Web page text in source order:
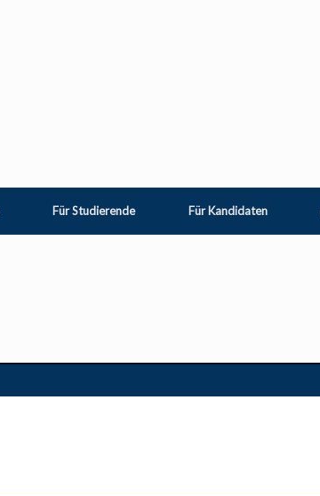
Für Studierende Für Kandidaten